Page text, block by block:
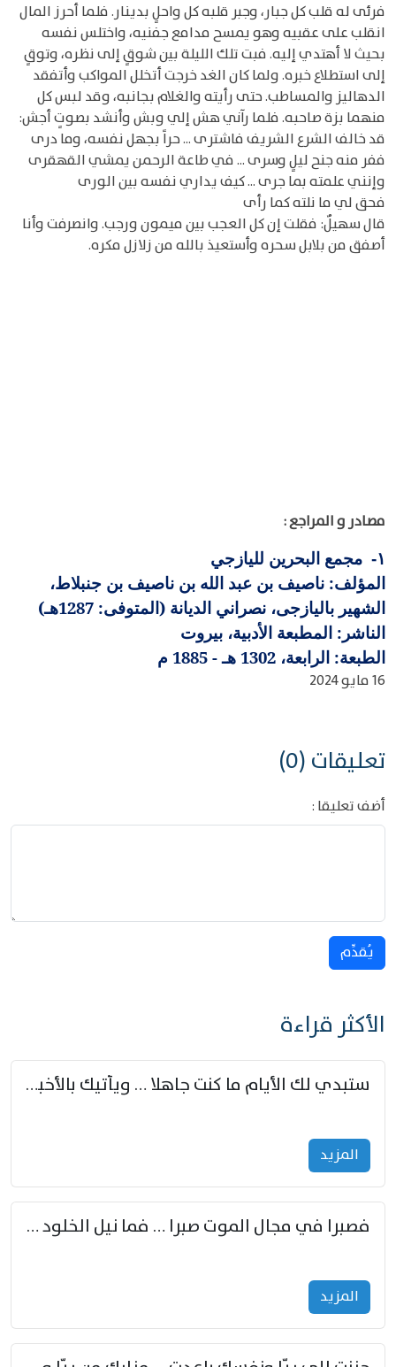
فرئى له قلب كل جبار، وجبر قلبه كل واحلٍ بدينار. فلما أحرز المال
انقلب على عقبيه وهو يمسح مدامع جفنيه، واختلس نفسه
بحيث لا أهتدي إليه. فبت تلك الليلة بين شوقٍ إلى نظره، وتوقٍ
إلى استطلاع خبره. ولما كان الغد خرجت أتخلل المواكب وأتفقد
الدهاليز والمساطب. حتى رأيته والغلام بجانبه، وقد لبس كل
منهما بزة صاحبه. فلما رآني هش إلي وبش وأنشد بصوتٍ أجش:
قد خالف الشرع الشريف فاشترى ... حراً بجهل نفسه، وما درى
ففر منه جنح ليلٍ وسرى ... في طاعة الرحمن يمشي القهقرى
وإنني علمته بما جرى ... كيف يداري نفسه بين الورى
فحق لي ما نلته كما رأى
قال سهيلٌ: فقلت إن كل العجب بين ميمون ورجب. وانصرفت وأنا
أصفق من بلابل سحره وأستعيذ بالله من زلازل مكره.
مصادر و المراجع :
١-
مجمع البحرين لليازجي
المؤلف: ناصيف بن عبد الله بن ناصيف بن جنبلاط،
الشهير باليازجى، نصراني الديانة (المتوفى: 1287هـ)
الناشر: المطبعة الأدبية، بيروت
الطبعة: الرابعة، 1302 هـ - 1885 م
16 مايو 2024
تعليقات (0)
أضف تعليقا :
يُقدِّم
الأكثر قراءة
ستبدي لك الأيام ما كنت جاهلا … ويأتيك بالأخبار من لم تزوّد
المزید
فصبرا في مجال الموت صبرا … فما نيل الخلود بمستطاع
المزید